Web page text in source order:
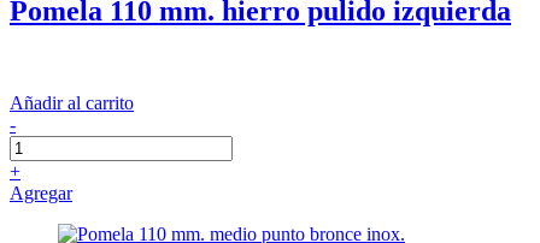
Pomela 110 mm. hierro pulido izquierda
Añadir al carrito
-
+
Agregar